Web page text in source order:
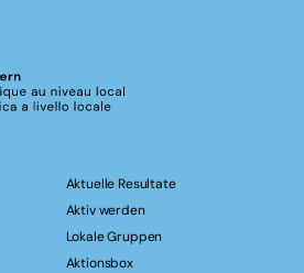
Aktuelle Resultate
Aktiv werden
Lokale Gruppen
Aktionsbox